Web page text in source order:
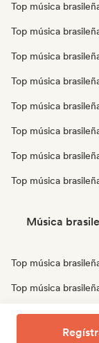
Top música
Top música
Top música
Top música
Top música
Top música
Top música
Top música
Música
Top música
Top música
Top música
Top música